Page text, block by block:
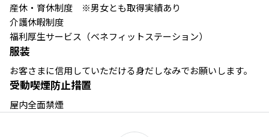
産休・育休制度　※男女とも取得実績あり
介護休暇制度
福利厚生サービス（ベネフィットステーション）
服装
お客さまに信用していただける身だしなみでお願いします。
受動喫煙防止措置
屋内全面禁煙